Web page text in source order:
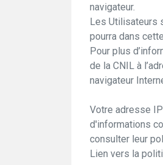
navigateur.
Les Utilisateurs
pourra dans
Pour plus
de la CNIL à
navigateur
Votre adresse
d'informations
consulter leur
Lien vers la